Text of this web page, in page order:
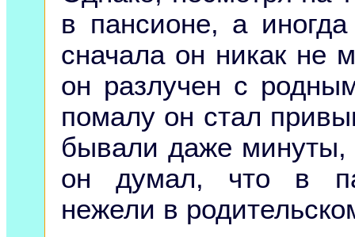
в пансионе, а
сначала он никак не
он разлучен с
помалу он стал
бывали даже минуты,
он думал, что в
нежели в